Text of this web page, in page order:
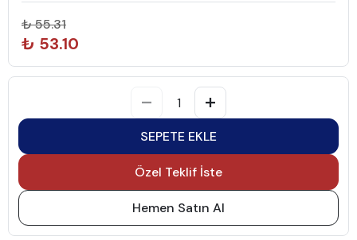
₺ 55.31
₺ 53.10
SEPETE EKLE
Özel Teklif İste
Hemen Satın Al